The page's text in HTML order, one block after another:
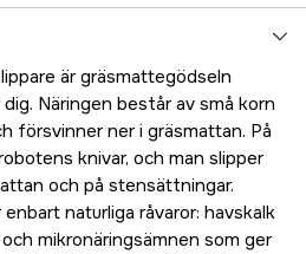
är gräsmattegödseln
Näringen består av små korn
försvinner ner i gräsmattan. På
knivar, och man slipper
och på stensättningar.
naturliga råvaror: havskalk
mikronäringsämnen som ger